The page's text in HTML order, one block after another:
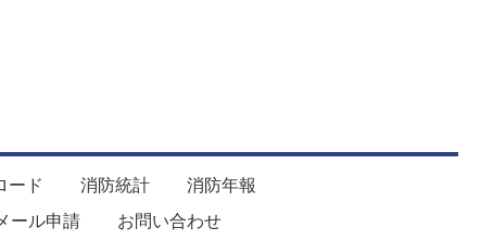
ード 消防統計
消防年報
ール申請 お問い合わせ